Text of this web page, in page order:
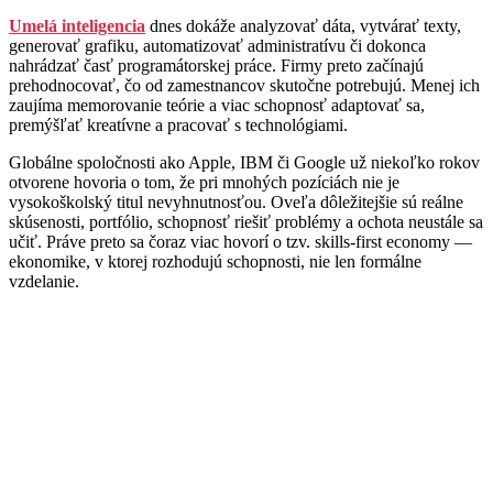
Umelá inteligencia dnes dokáže analyzovať dáta, vytvárať texty,
generovať grafiku, automatizovať administratívu či dokonca
nahrádzať časť programátorskej práce. Firmy preto začínajú
prehodnocovať, čo od zamestnancov skutočne potrebujú. Menej ich
zaujíma memorovanie teórie a viac schopnosť adaptovať sa,
premýšľať kreatívne a pracovať s technológiami.
Globálne spoločnosti ako Apple, IBM či Google už niekoľko rokov
otvorene hovoria o tom, že pri mnohých pozíciách nie je
vysokoškolský titul nevyhnutnosťou. Oveľa dôležitejšie sú reálne
skúsenosti, portfólio, schopnosť riešiť problémy a ochota neustále sa
učiť. Práve preto sa čoraz viac hovorí o tzv. skills-first economy —
ekonomike, v ktorej rozhodujú schopnosti, nie len formálne
vzdelanie.